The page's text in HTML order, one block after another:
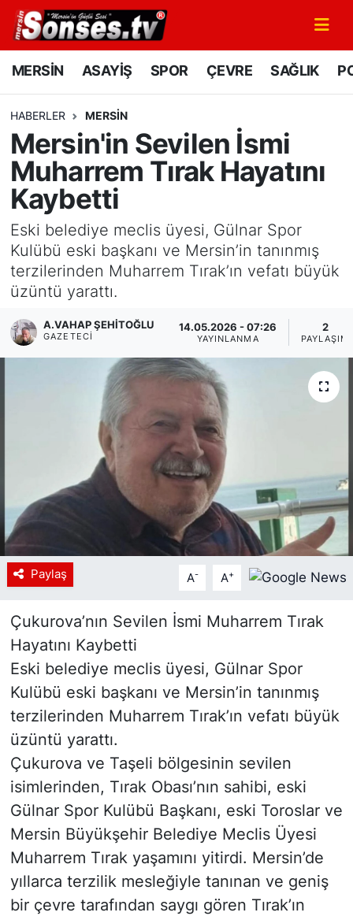
MERSİN ASAYİŞ SPOR ÇEVRE SAĞLIK
HABERLER MERSİN
Mersin'in Sevilen İsmi
Muharrem Tırak Hayatını
Kaybetti
Eski belediye meclis üyesi, Gülnar Spor
Kulübü eski başkanı ve Mersin’in tanınmış
terzilerinden Muharrem Tırak’ın vefatı büyük
üzüntü yarattı.
A.VAHAP ŞEHITOĞLU
GAZETECI
14.05.2026 - 07:26
YAYINLANMA
2
PAYLAŞIM
Paylaş A- A+
Çukurova’nın Sevilen İsmi Muharrem Tırak
Hayatını Kaybetti
Eski belediye meclis üyesi, Gülnar Spor
Kulübü eski başkanı ve Mersin’in tanınmış
terzilerinden Muharrem Tırak’ın vefatı büyük
üzüntü yarattı.
Çukurova ve Taşeli bölgesinin sevilen
isimlerinden, Tırak Obası’nın sahibi, eski
Gülnar Spor Kulübü Başkanı, eski Toroslar ve
Mersin Büyükşehir Belediye Meclis Üyesi
Muharrem Tırak yaşamını yitirdi. Mersin’de
yıllarca terzilik mesleğiyle tanınan ve geniş
bir çevre tarafından saygı gören Tırak’ın
MERSİN
SPOR
GÜNÜN MANŞETİ
DÜNYA
KÜLTÜR - SANAT
MAGAZİN
SAĞLIK
YEREL HABER
Haberde insan
Tanıtım
Mersin Nöbetçi Eczaneler
Mersin Namaz Vakitleri
Mersin Trafik Yoğunluk Haritası
Süper Lig Puan Durumu ve Fikstür
Tüm Manşetler
Son Dakika Haberleri
Haber Arşivi